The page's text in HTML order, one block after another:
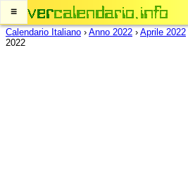
≡
Calendario Italiano › Anno 2022 › Aprile 2022
2022